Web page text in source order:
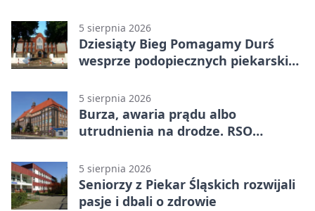
5 sierpnia 2026
Dziesiąty Bieg Pomagamy Durś
wesprze podopiecznych piekarskich
5 sierpnia 2026
Burza, awaria prądu albo
utrudnienia na drodze. RSO
5 sierpnia 2026
Seniorzy z Piekar Śląskich rozwijali
pasje i dbali o zdrowie